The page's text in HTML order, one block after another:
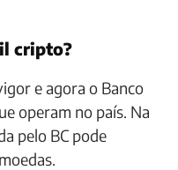
cripto?
e agora o Banco
operam no país. Na
pelo BC pode